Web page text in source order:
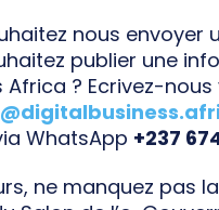
nous envoyer
publier une
Africa ? Ecrivez-
WhatsApp +237
ne manquez pas